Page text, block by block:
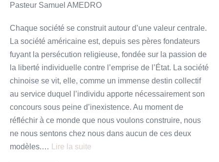
Pasteur Samuel AMEDRO
Chaque société se construit autour d’une valeur centrale.
La société américaine est, depuis ses pères fondateurs
fuyant la persécution religieuse, fondée sur la passion de
la liberté individuelle contre l’emprise de l’État. La société
chinoise se vit, elle, comme un immense destin collectif
au service duquel l’individu apporte nécessairement son
concours sous peine d’inexistence. Au moment de
réfléchir à ce monde que nous voulons construire, nous
ne nous sentons chez nous dans aucun de ces deux
modèles.…
Lire la suite